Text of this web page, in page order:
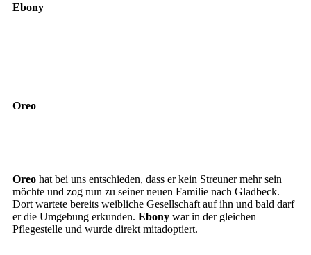
Ebony
Oreo
Oreo hat bei uns entschieden, dass er kein Streuner mehr sein
möchte und zog nun zu seiner neuen Familie nach Gladbeck.
Dort wartete bereits weibliche Gesellschaft auf ihn und bald darf
er die Umgebung erkunden. Ebony war in der gleichen
Pflegestelle und wurde direkt mitadoptiert.